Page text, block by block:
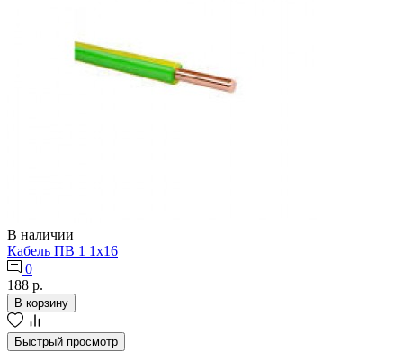
В наличии
Кабель ПВ 1 1х16
0
188 р.
В корзину
Быстрый просмотр